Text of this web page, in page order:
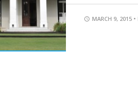
MARCH 9, 2015 •